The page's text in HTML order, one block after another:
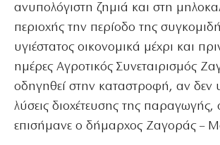
ανυπολόγιστη ζημιά και στη
περιοχής την περίοδο της
υγιέστατος οικονομικά μέχρι και
ημέρες Αγροτικός Συνεταιρισμός
οδηγηθεί στην καταστροφή, αν δεν
λύσεις διοχέτευσης της
επισήμανε ο δήμαρχος Ζαγοράς –